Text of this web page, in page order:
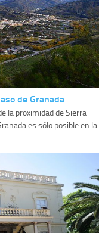
de Granada
la proximidad de Sierra
es sólo posible en la